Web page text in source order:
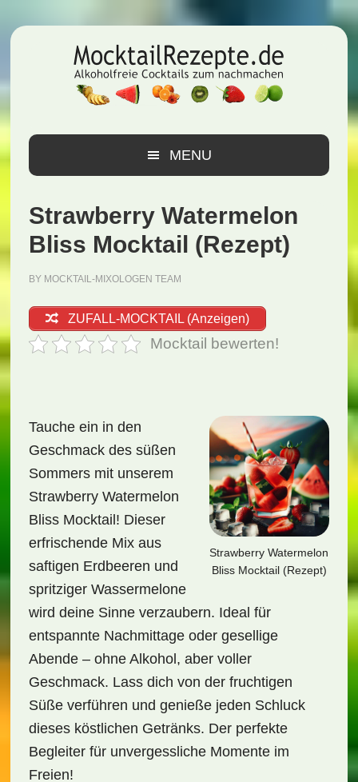
Hauptnavigation
Inhalt
Seitenspalte
MENU
Strawberry Watermelon
Bliss Mocktail (Rezept)
BY MOCKTAIL-MIXOLOGEN TEAM
ZUFALL-MOCKTAIL (Anzeigen)
Mocktail bewerten!
Strawberry Watermelon
Bliss Mocktail (Rezept)
Tauche ein in den
Geschmack des süßen
Sommers mit unserem
Strawberry Watermelon
Bliss Mocktail! Dieser
erfrischende Mix aus
saftigen Erdbeeren und
spritziger Wassermelone
wird deine Sinne verzaubern. Ideal für
entspannte Nachmittage oder gesellige
Abende – ohne Alkohol, aber voller
Geschmack. Lass dich von der fruchtigen
Süße verführen und genieße jeden Schluck
dieses köstlichen Getränks. Der perfekte
Begleiter für unvergessliche Momente im
Freien!